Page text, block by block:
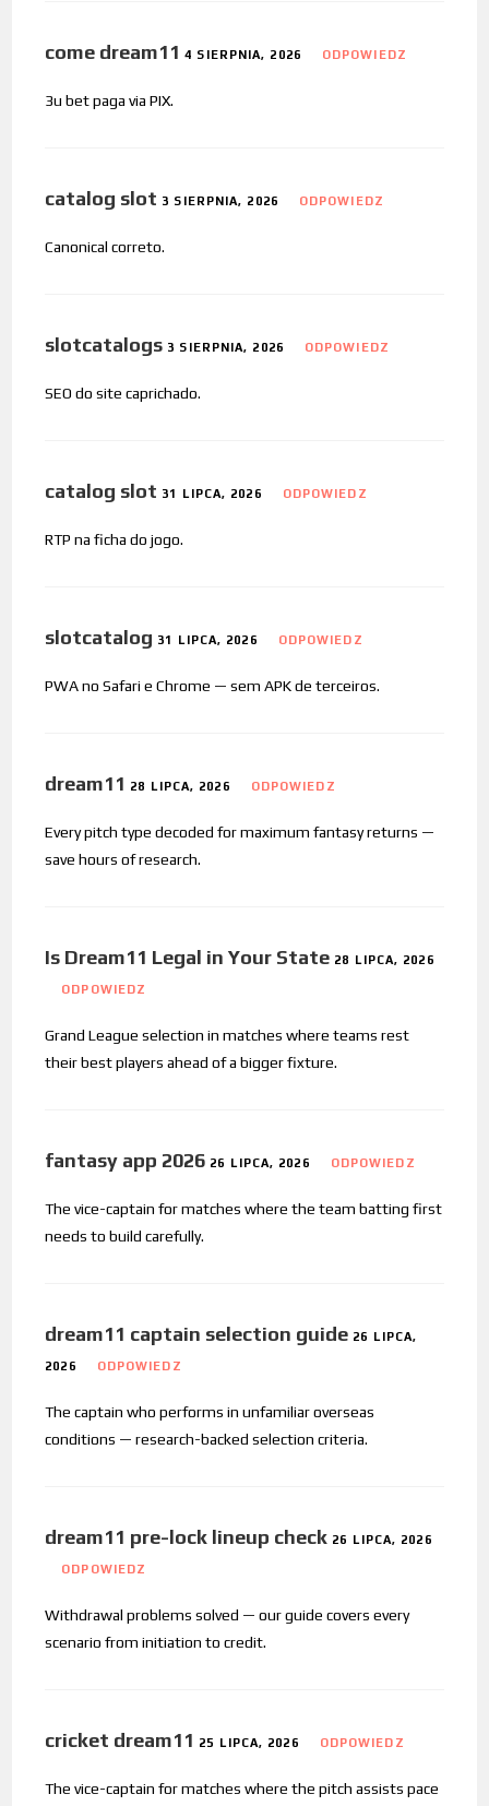
come dream11 4 SIERPNIA, 2026 ODPOWIEDZ
3u bet paga via PIX.
catalog slot 3 SIERPNIA, 2026 ODPOWIEDZ
Canonical correto.
slotcatalogs 3 SIERPNIA, 2026 ODPOWIEDZ
SEO do site caprichado.
catalog slot 31 LIPCA, 2026 ODPOWIEDZ
RTP na ficha do jogo.
slotcatalog 31 LIPCA, 2026 ODPOWIEDZ
PWA no Safari e Chrome — sem APK de terceiros.
dream11 28 LIPCA, 2026 ODPOWIEDZ
Every pitch type decoded for maximum fantasy returns —
save hours of research.
Is Dream11 Legal in Your State 28 LIPCA, 2026
ODPOWIEDZ
Grand League selection in matches where teams rest
their best players ahead of a bigger fixture.
fantasy app 2026 26 LIPCA, 2026 ODPOWIEDZ
The vice-captain for matches where the team batting first
needs to build carefully.
dream11 captain selection guide 26 LIPCA,
2026 ODPOWIEDZ
The captain who performs in unfamiliar overseas
conditions — research-backed selection criteria.
dream11 pre-lock lineup check 26 LIPCA, 2026
ODPOWIEDZ
Withdrawal problems solved — our guide covers every
scenario from initiation to credit.
cricket dream11 25 LIPCA, 2026 ODPOWIEDZ
The vice-captain for matches where the pitch assists pace